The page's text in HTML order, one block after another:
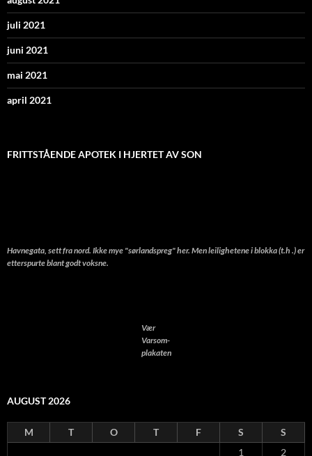
juli 2021
juni 2021
mai 2021
april 2021
FRITTSTÅENDE APOTEK I HJERTET AV SON
Havnegata, sett fra nord. Ikke mye "sørlandspreg" her. Men leilighetene i blokka (t.h .) er
etterspurte blant godt voksne.
Vær
Varsom-
plakaten
AUGUST 2026
M T O T F S
S
1
2